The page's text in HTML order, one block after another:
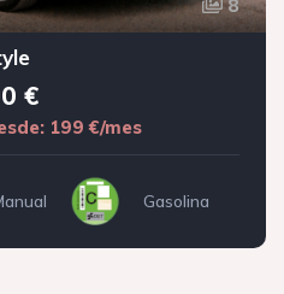
8
€
199 €/mes
Gasolina